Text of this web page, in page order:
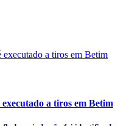
a tiros em Betim